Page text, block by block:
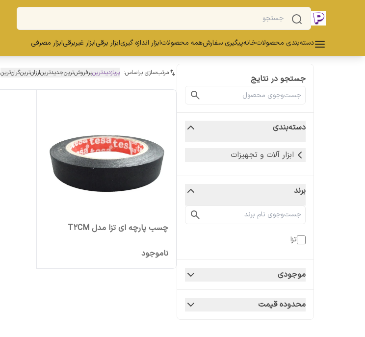
دسته‌بندی محصولاتخانهپیگیری سفارشهمه محصولاتابزار اندازه گیریابزار برقیابزار غیربرقیابزار مصرفی
جستجو در نتایج
دسته‌بندی
ابزار آلات و تجهیزات
برند
تزا
موجودی
محدوده قیمت
مرتب‌سازی براساس: پربازدیدترینپرفروش‌ترینجدیدترینارزان‌ترینگران‌ترین
چسب پارچه ای تزا مدل T2CM
ناموجود